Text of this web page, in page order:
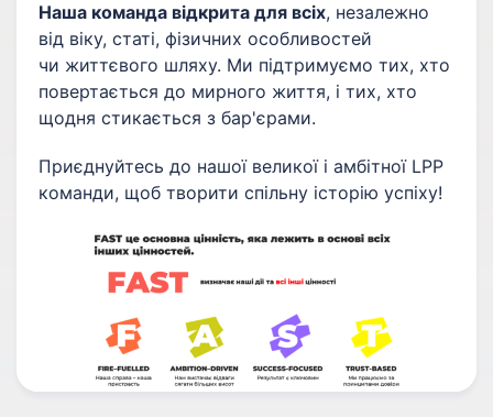
Наша команда відкрита для всіх, незалежно
від віку, статі, фізичних особливостей
чи життєвого шляху. Ми підтримуємо тих, хто
повертається до мирного життя, і тих, хто
щодня стикається з бар'єрами.
Приєднуйтесь до нашої великої і амбітної LPP
команди, щоб творити спільну історію успіху!